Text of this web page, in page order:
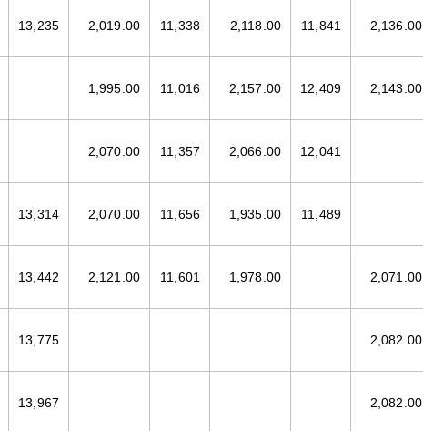
13,235 2,019.00 11,338 2,118.00 11,841 2,136.00
1,995.00 11,016 2,157.00 12,409 2,143.00
2,070.00 11,357 2,066.00 12,041
13,314 2,070.00 11,656 1,935.00 11,489
13,442 2,121.00 11,601 1,978.00 2,071.00
13,775 2,082.00
13,967 2,082.00